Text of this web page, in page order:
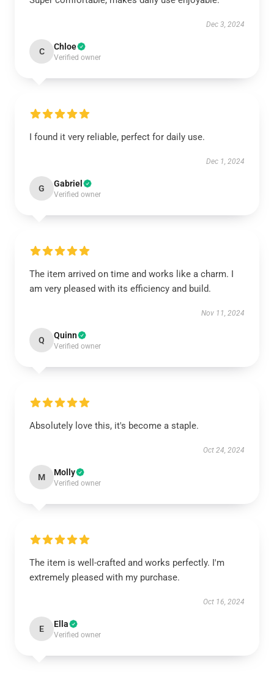
Dec 3, 2024
C Chloe
Verified owner
I found it very reliable, perfect for daily use.
Dec 1, 2024
G Gabriel
Verified owner
The item arrived on time and works like a charm. I
am very pleased with its efficiency and build.
Nov 11, 2024
Q Quinn
Verified owner
Absolutely love this, it's become a staple.
Oct 24, 2024
M Molly
Verified owner
The item is well-crafted and works perfectly. I'm
extremely pleased with my purchase.
Oct 16, 2024
E Ella
Verified owner